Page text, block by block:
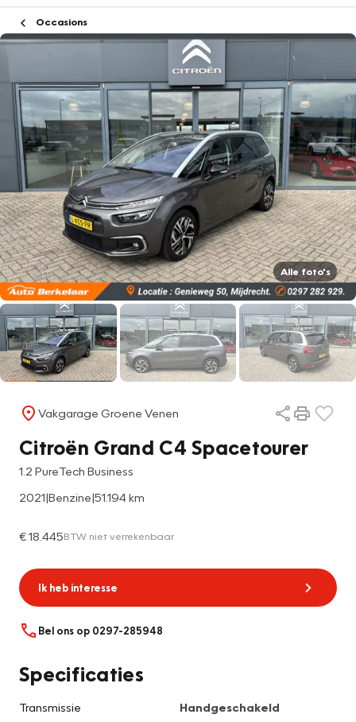
Occasions
Alle foto's
Vakgarage Groene Venen
Citroën Grand C4 Spacetourer
1.2 PureTech Business
2021|Benzine|51.194 km
€ 18.445BTW niet verrekenbaar
Ik heb interesse
Bel ons op 0297-285948
Specificaties
Transmissie
Handgeschakeld